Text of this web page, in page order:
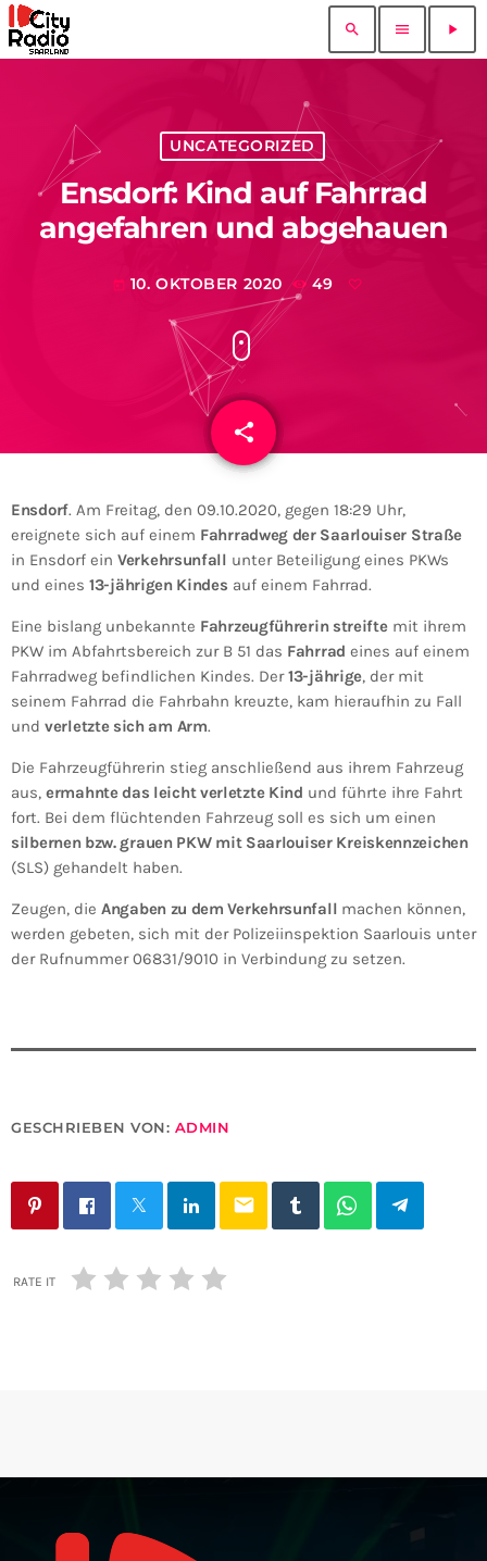
search menu play_arrow
UNCATEGORIZED
Ensdorf: Kind auf Fahrrad
angefahren und abgehauen
today 10. OKTOBER 2020 49
share
email
Ensdorf. Am Freitag, den 09.10.2020, gegen 18:29 Uhr,
ereignete sich auf einem Fahrradweg der Saarlouiser Straße
in Ensdorf ein Verkehrsunfall unter Beteiligung eines PKWs
und eines 13-jährigen Kindes auf einem Fahrrad.
Eine bislang unbekannte Fahrzeugführerin streiftemit ihrem
PKW im Abfahrtsbereich zur B 51 das Fahrrad eines auf einem
Fahrradweg befindlichen Kindes. Der13-jährige, der mit
seinem Fahrrad die Fahrbahn kreuzte, kam hieraufhin zu Fall
und verletzte sich am Arm.
Die Fahrzeugführerin stieg anschließend aus ihrem Fahrzeug
aus, ermahnte das leicht verletzte Kind und führte ihre Fahrt
fort. Bei dem flüchtenden Fahrzeug soll es sich um einen
silbernen bzw. grauen PKW mit Saarlouiser Kreiskennzeichen
(SLS) gehandelt haben.
Zeugen, die Angaben zu dem Verkehrsunfall machen können,
werden gebeten, sich mit der Polizeiinspektion Saarlouis unter
der Rufnummer 06831/9010 in Verbindung zu setzen.
GESCHRIEBEN VON: ADMIN
email
RATE IT